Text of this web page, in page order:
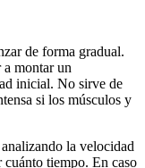
de forma gradual.
montar un
inicial. No sirve de
si los músculos y
la velocidad
cuánto tiempo. En caso